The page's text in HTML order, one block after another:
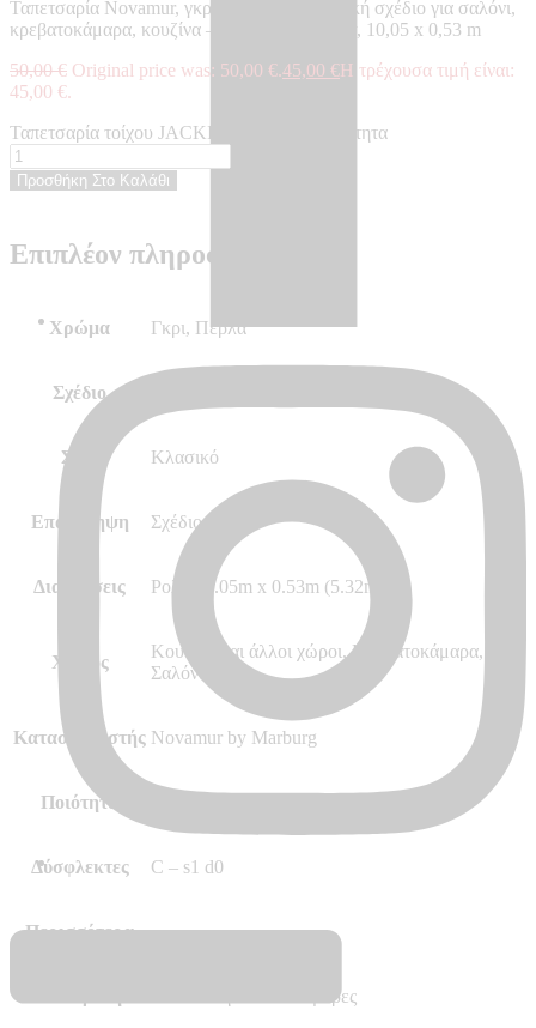
Ταπετσαρία Novamur, γκρι, πέρλα, με κλασική σχέδιο για σαλόνι,
κρεβατοκάμαρα, κουζίνα – Made in Germany, 10,05 x 0,53 m
50,00€ Original price was: 50,00 €.45,00 €Η τρέχουσα τιμή είναι:
45,00 €.
Ταπετσαρία τοίχου JACKIE - JA82394 ποσότητα
Προσθήκη Στο Καλάθι
Επιπλέον πληροφορίες
Χρώμα Γκρι, Πέρλα
Σχέδιο
Στυλ Κλασικό
Επανάληψη Σχέδιο 64/32
Διαστάσεις Ρολό 10.05m x 0.53m (5.32m²)
Χώρος
Κουζίνα και άλλοι χώροι, Κρεβατοκάμαρα,
Σαλόνι
Κατασκευαστής Novamur by Marburg
Ποιότητα
Δύσφλεκτες C – s1 d0
Περισσότερα –
Αποστολή σε 7 – 10 μέρες